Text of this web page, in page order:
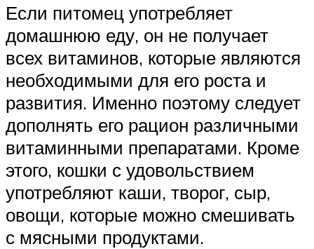
Если питомец употребляет
домашнюю еду, он не получает
всех витаминов, которые являются
необходимыми для его роста и
развития. Именно поэтому следует
дополнять его рацион различными
витаминными препаратами. Кроме
этого, кошки с удовольствием
употребляют каши, творог, сыр,
овощи, которые можно смешивать
с мясными продуктами.